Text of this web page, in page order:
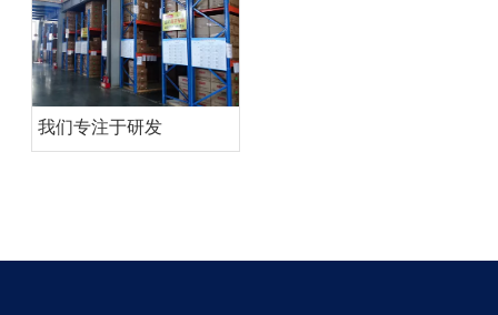
我们专注于研发